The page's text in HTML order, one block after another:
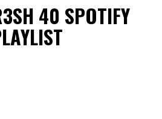
40 SPOTIFY